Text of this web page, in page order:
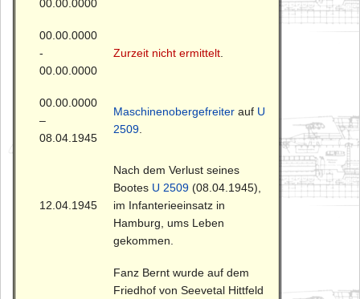
00.00.0000
00.00.0000
-
00.00.0000
Zurzeit nicht ermittelt.
00.00.0000
–
08.04.1945
Maschinenobergefreiter auf U
2509.
12.04.1945
Nach dem Verlust seines
Bootes U 2509 (08.04.1945),
im Infanterieeinsatz in
Hamburg, ums Leben
gekommen.
Fanz Bernt wurde auf dem
Friedhof von Seevetal Hittfeld